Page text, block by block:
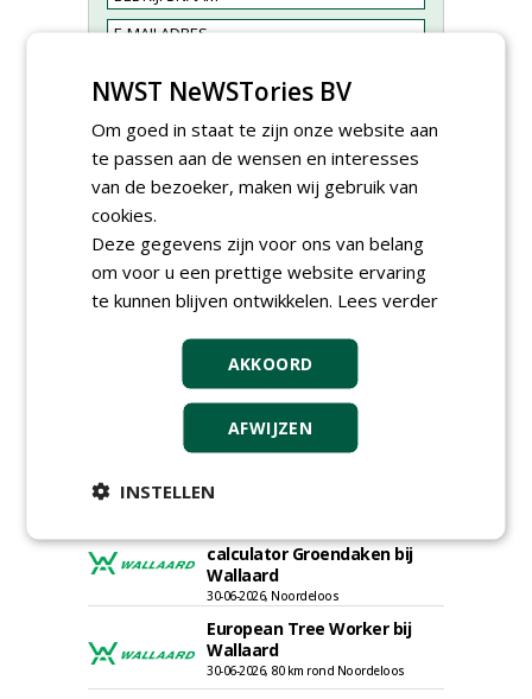
Adviseur openbaar groen,
sportvelden & golfbanen bij
Vos Capelle
Accountmanager Nederland
bij Dabekausen
15-07-2026, Nederweert
Projectcoördinator milieu en
30-06-2026, Hoofddorp
calculator Groendaken bij
Wallaard
30-06-2026, Noordeloos
European Tree Worker bij
Wallaard
30-06-2026, 80 km rond Noordeloos
NWST NeWSTories BV
Om goed in staat te zijn onze website aan
te passen aan de wensen en interesses
van de bezoeker, maken wij gebruik van
cookies.
Deze gegevens zijn voor ons van belang
om voor u een prettige website ervaring
te kunnen blijven ontwikkelen. Lees verder
AKKOORD
AFWIJZEN
INSTELLEN